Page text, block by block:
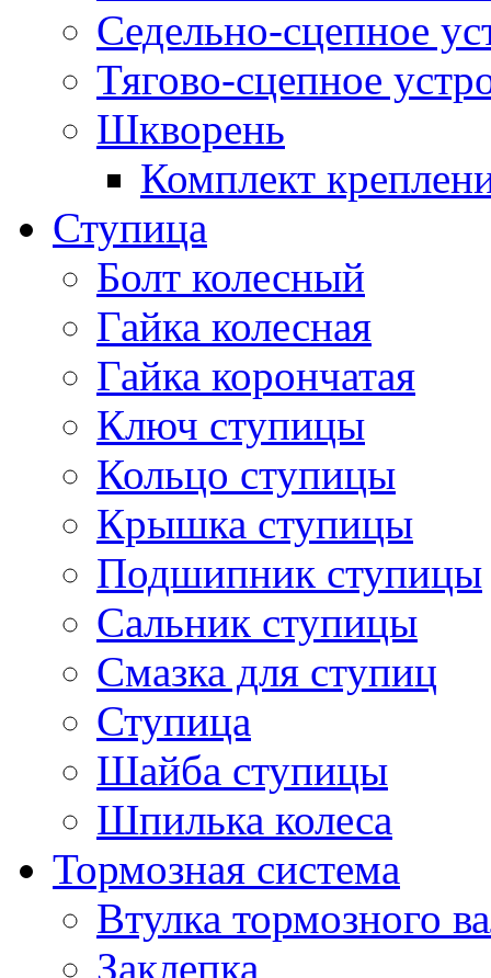
Седельно-сцепное
Тягово-сцепное
Шкворень
Комплект
Ступица
Болт колесный
Гайка колесная
Гайка корончатая
Ключ ступицы
Кольцо ступицы
Крышка ступицы
Подшипник ступицы
Сальник ступицы
Смазка для ступиц
Ступица
Шайба ступицы
Шпилька колеса
Тормозная система
Втулка тормозного
Заклепка